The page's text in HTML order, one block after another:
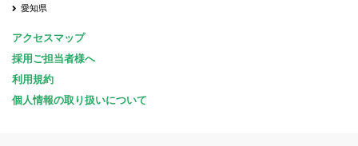
愛知県
アクセスマップ
採用ご担当者様へ
利用規約
個人情報の取り扱いについて